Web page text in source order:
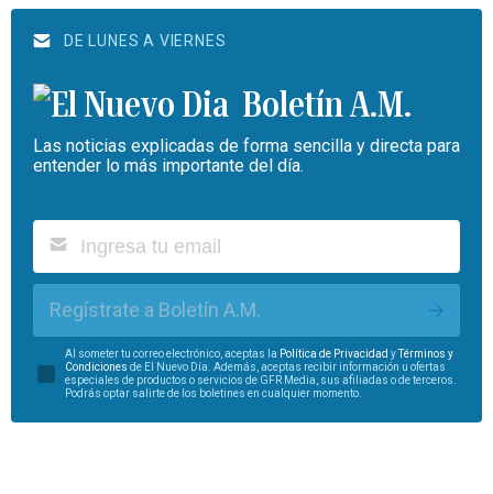
DE LUNES A VIERNES
Boletín A.M.
Las noticias explicadas de forma sencilla y directa para
entender lo más importante del día.
Regístrate a Boletín A.M.
Al someter tu correo electrónico, aceptas la Política de Privacidad yTérminos y
Condiciones de El Nuevo Día. Además, aceptas recibir información u ofertas
especiales de productos o servicios de GFR Media, sus afiliadas o de terceros.
Podrás optar salirte de los boletines en cualquier momento.